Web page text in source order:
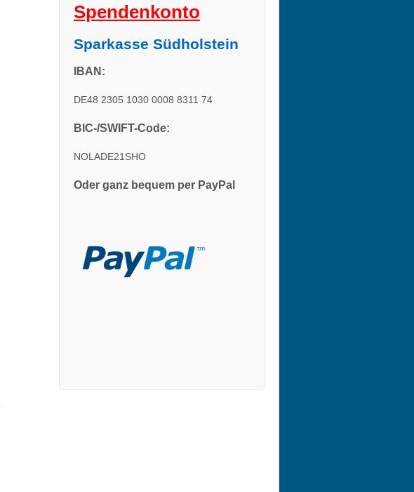
Spendenkonto
Sparkasse Südholstein
IBAN:
DE48 2305 1030 0008 8311 74
BIC-/SWIFT-Code:
NOLADE21SHO
Oder ganz bequem per PayPal